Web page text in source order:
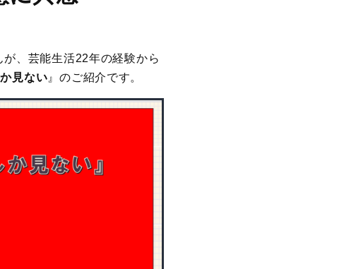
、芸能生活22年の経験から
ない 』のご紹介です。